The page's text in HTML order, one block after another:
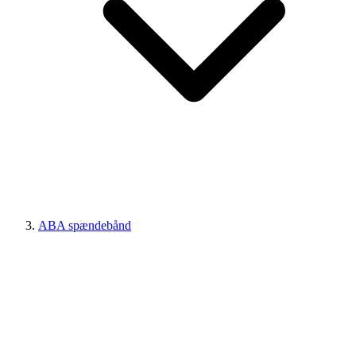
ABA spændebånd